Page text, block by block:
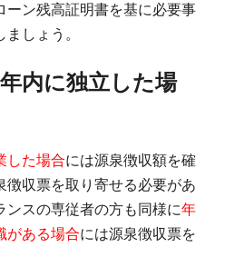
ーン残高証明書を基に必要事
ましょう。
内に独立した場
した場合には源泉徴収額を確
徴収票を取り寄せる必要があ
ンスの専従者の方も同様に年
がある場合には源泉徴収票を